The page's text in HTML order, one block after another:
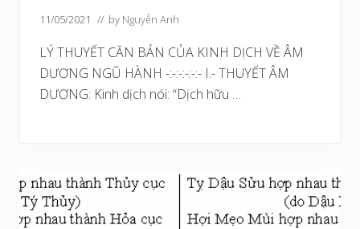
11/05/2021 // by Nguyễn Anh
LÝ THUYẾT CĂN BẢN CỦA KINH DỊCH VỀ ÂM
DƯƠNG NGŨ HÀNH -:-:-:-:-:- I.- THUYẾT ÂM
DƯƠNG: Kinh dịch nói: “Dịch hữu …